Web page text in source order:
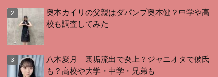
奥本カイリの父親はダパンプ奥本健？中学や高
校も調査してみた
八木愛月 裏垢流出で炎上？ジャニオタで彼氏
も？高校や大学・中学・兄弟も